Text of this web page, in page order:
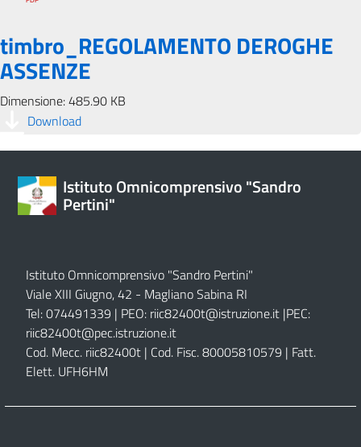
timbro_REGOLAMENTO DEROGHE
ASSENZE
Dimensione: 485.90 KB
Download
Istituto Omnicomprensivo "Sandro
Pertini"
Istituto Omnicomprensivo "Sandro Pertini"
Viale XIII Giugno, 42 - Magliano Sabina RI
Tel: 074491339 | PEO: riic82400t@istruzione.it |PEC:
riic82400t@pec.istruzione.it
Cod. Mecc. riic82400t | Cod. Fisc. 80005810579 | Fatt.
Elett. UFH6HM